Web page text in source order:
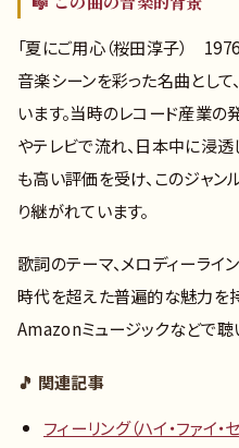
「夏にご用心（桜田淳子）
音楽シーンを彩った名曲として
います。当時のレコード産業の
やテレビで流れ、日本中に浸
も高い評価を受け、このジャ
り継がれています。
歌詞のテーマ、メロディーライ
時代を超えた普遍的な魅力を
Amazonミュージックなどで聴
🎵 関連記事
フィーリング（ハイ・ファイ